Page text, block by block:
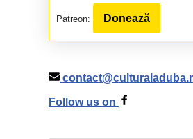
Patreon: Donează
Follow us on